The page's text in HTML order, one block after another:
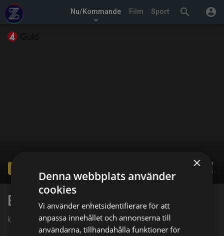
search account_circle
Nu/Kommande
keyboard_arrow_down
Film Sport
share
Beverly Hills 90210
kl. 11:00 på TV4 Guld
×
Denna webbplats använder
cookies
Vi använder enhetsidentifierare för att
anpassa innehållet och annonserna till
användarna, tillhandahålla funktioner för